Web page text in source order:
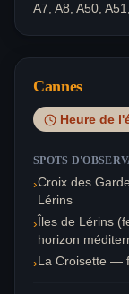
A7, A8, A50,
Cannes
Heure de
SPOTS
›Croix des
Lérins
›Îles de Lérins
horizon
›La Croisette —